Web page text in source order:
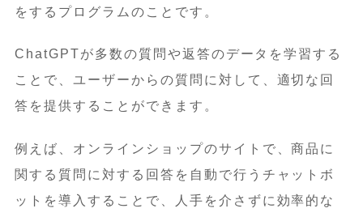
をするプログラムのことです。
ChatGPTが多数の質問や返答のデータを学習する
ことで、ユーザーからの質問に対して、適切な回
答を提供することができます。
例えば、オンラインショップのサイトで、商品に
関する質問に対する回答を自動で行うチャットボ
ットを導入することで、人手を介さずに効率的な